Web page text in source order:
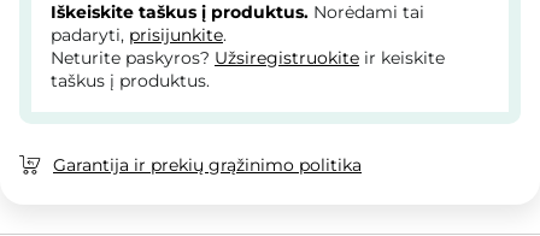
Iškeiskite taškus į produktus. Norėdami tai
padaryti, prisijunkite.
Neturite paskyros? Užsiregistruokite ir keiskite
taškus į produktus.
Garantija ir prekių grąžinimo politika